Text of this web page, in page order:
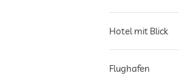
Hotel mit Blick
Flughafen